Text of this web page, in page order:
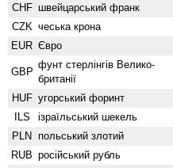
CHF швейцарський франк
CZK чеська крона
EUR Євро
GBP
фунт стерлінгів Велико­
британії
HUF угорський форинт
ILS ізраїльський шекель
PLN польський злотий
RUB російський рубль